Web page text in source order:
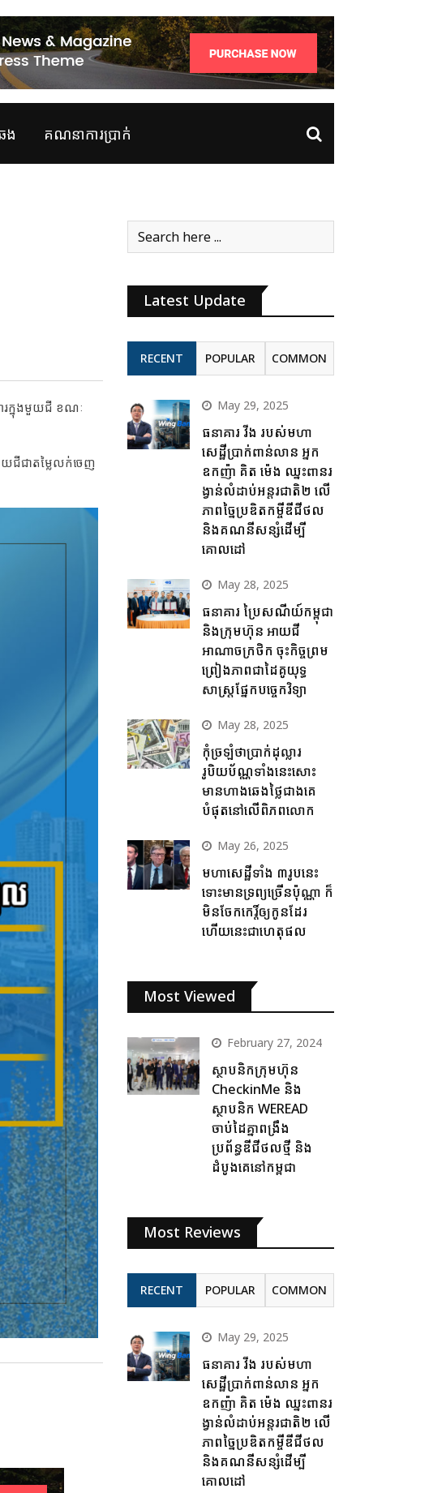
ង គណនាការប្រាក់
ារក្នុងមួយជី ខណៈ
យជីជាតម្លៃលក់ចេញ
Latest Update
RECENT POPULAR COMMON
May 29, 2025
ធនាគារ វីង របស់មហា
សេដ្ឋីប្រាក់ពាន់លាន អ្នក
ឧកញ៉ា គិត ម៉េង ឈ្នះពានរ
ង្វាន់លំដាប់អន្តរជាតិ២ លើ
ភាពច្នៃប្រឌិតកម្ចីឌីជីថល
និងគណនីសន្សំដើម្បី
គោលដៅ
May 28, 2025
ធនាគារ ប្រៃសណីយ៍កម្ពុជា
និងក្រុមហ៊ុន អាយជី
អាណាចក្រថិក ចុះកិច្ចព្រម
ព្រៀងភាពជាដៃគូយុទ្ធ
សាស្ត្រផ្នែកបច្ចេកវិទ្យា
May 28, 2025
កុំច្រឡំថាប្រាក់ដុល្លារ
រូបិយប័ណ្ណទាំងនេះសោះ
មានហាងឆេងថ្លៃជាងគេ
បំផុតនៅលើពិភពលោក
May 26, 2025
មហាសេដ្ឋីទាំង ៣រូបនេះ
ទោះមានទ្រព្យច្រើនប៉ុណ្ណា ក៏
មិនចែកកេរ្តិ៍ឲ្យកូនដែរ
ហើយនេះជាហេតុផល
Most Viewed
February 27, 2024
ស្ថាបនិកក្រុមហ៊ុន
CheckinMe និង
ស្ថាបនិក WEREAD
ចាប់ដៃគ្នាពង្រឹង
ប្រព័ន្ធឌីជីថលថ្មី និង
ដំបូងគេនៅកម្ពុជា
Most Reviews
RECENT POPULAR COMMON
May 29, 2025
ធនាគារ វីង របស់មហា
សេដ្ឋីប្រាក់ពាន់លាន អ្នក
ឧកញ៉ា គិត ម៉េង ឈ្នះពានរ
ង្វាន់លំដាប់អន្តរជាតិ២ លើ
ភាពច្នៃប្រឌិតកម្ចីឌីជីថល
និងគណនីសន្សំដើម្បី
គោលដៅ